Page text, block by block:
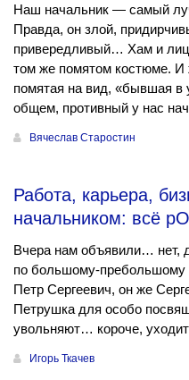
Наш начальник — самый
Правда, он злой,
привередливый… Хам и
том же помятом костюме. И
помятая на вид, «бывшая в
общем, противный у нас
Вячеслав Старостин
Работа, карьера,
начальником: всё
Вчера нам объявили… нет,
по большому-пребольшому
Петр Сергеевич, он же
Петрушка для особо
увольняют… короче,
Игорь Ткачев